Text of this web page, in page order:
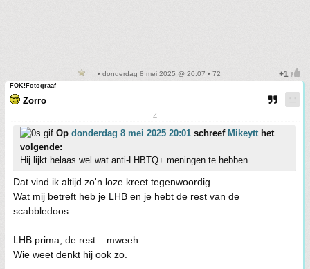
• donderdag 8 mei 2025 @ 20:07 • 72
FOK!Fotograaf
Zorro
Z
Op donderdag 8 mei 2025 20:01 schreef Mikeytthet
volgende:
Hij lijkt helaas wel wat anti-LHBTQ+ meningen te hebben.
Dat vind ik altijd zo'n loze kreet tegenwoordig.
Wat mij betreft heb je LHB en je hebt de rest van de
scabbledoos.
LHB prima, de rest... mweeh
Wie weet denkt hij ook zo.